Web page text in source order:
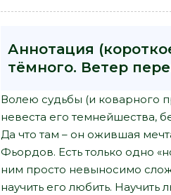
Аннотация
тёмного. Ветер
Волею судьбы (и коварного
невеста его темнейшества,
Да что там – он ожившая
Фьордов. Есть только одно
ним просто невыносимо
научить его любить. Научить